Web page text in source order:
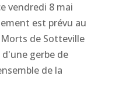
vendredi 8 mai
est prévu au
de Sotteville
gerbe de
de la